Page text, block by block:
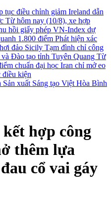
tục điều chỉnh giảm Ireland dẫn
Từ hôm nay (10/8), xe hợp
hồi giấy phép VN-Index dự
1.800 điểm Phát hiện xác
đảo Sicily Tạm đình chỉ công
Đào tạo tỉnh Tuyên Quang Từ
chuẩn đại học Iran chỉ mở eo
điều kiện
hợp công
thêm lựa
cổ vai gáy